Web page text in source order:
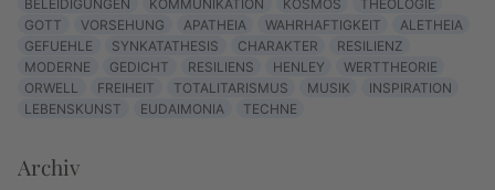
BELEIDIGUNGEN
KOMMUNIKATION KOSMOS
THEOLOGIE
GOTT
VORSEHUNG APATHEIA WAHRHAFTIGKEIT
ALETHEIA
GEFUEHLE
SYNKATATHESIS CHARAKTER
RESILIENZ
MODERNE
GEDICHT RESILIENS HENLEY
WERTTHEORIE
ORWELL
FREIHEIT TOTALITARISMUS MUSIK
INSPIRATION
LEBENSKUNST
EUDAIMONIA TECHNE
Archiv